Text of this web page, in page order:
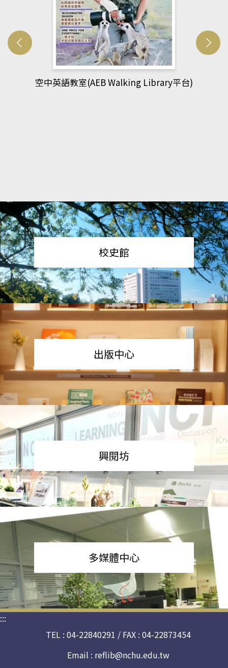
網管人(kono平台)
校史館
出版中心
興閱坊
多媒體中心
:::
TEL : 04-22840291 / FAX : 04-22873454
Email : reflib@nchu.edu.tw